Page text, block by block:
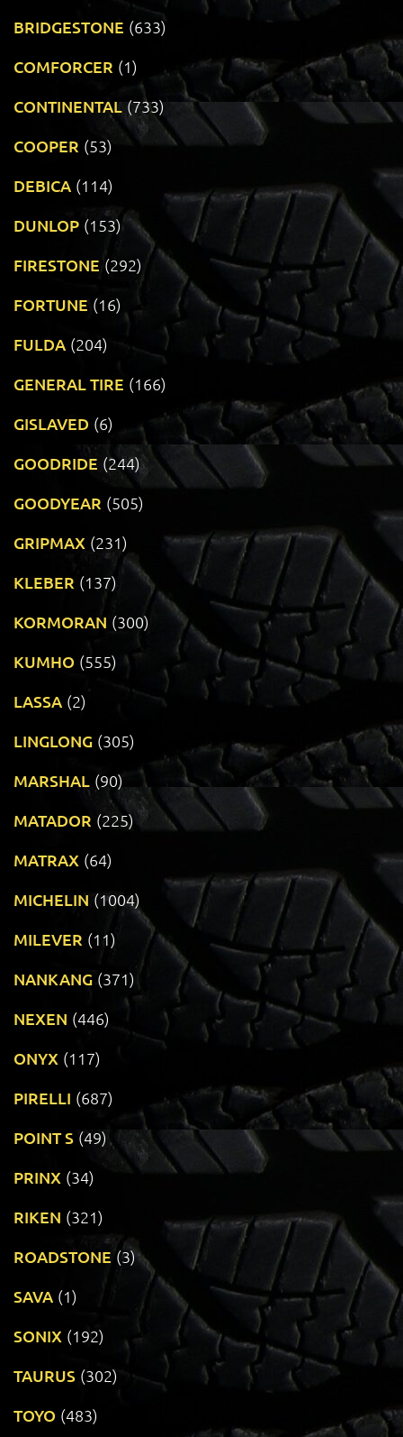
BRIDGESTONE (633)
COMFORCER (1)
CONTINENTAL (733)
COOPER (53)
DEBICA (114)
DUNLOP (153)
FIRESTONE (292)
FORTUNE (16)
FULDA (204)
GENERAL TIRE (166)
GISLAVED (6)
GOODRIDE (244)
GOODYEAR (505)
GRIPMAX (231)
KLEBER (137)
KORMORAN (300)
KUMHO (555)
LASSA (2)
LINGLONG (305)
MARSHAL (90)
MATADOR (225)
MATRAX (64)
MICHELIN (1004)
MILEVER (11)
NANKANG (371)
NEXEN (446)
ONYX (117)
PIRELLI (687)
POINT S (49)
PRINX (34)
RIKEN (321)
ROADSTONE (3)
SAVA (1)
SONIX (192)
TAURUS (302)
TOYO (483)